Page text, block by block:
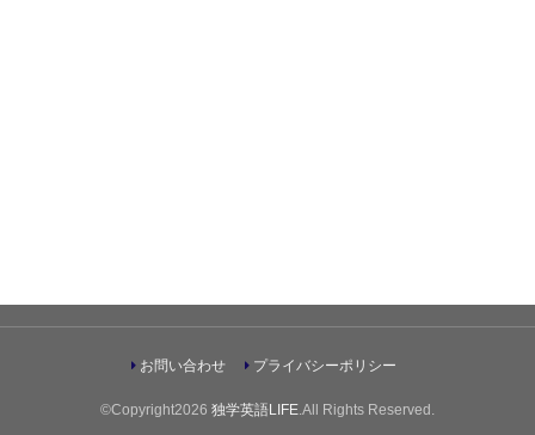
お問い合わせ プライバシーポリシー
©Copyright2026 独学英語LIFE .All Rights Reserved.